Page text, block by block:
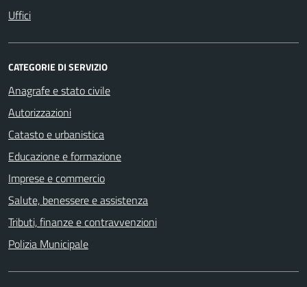
Uffici
CATEGORIE DI SERVIZIO
Anagrafe e stato civile
Autorizzazioni
Catasto e urbanistica
Educazione e formazione
Imprese e commercio
Salute, benessere e assistenza
Tributi, finanze e contravvenzioni
Polizia Municipale